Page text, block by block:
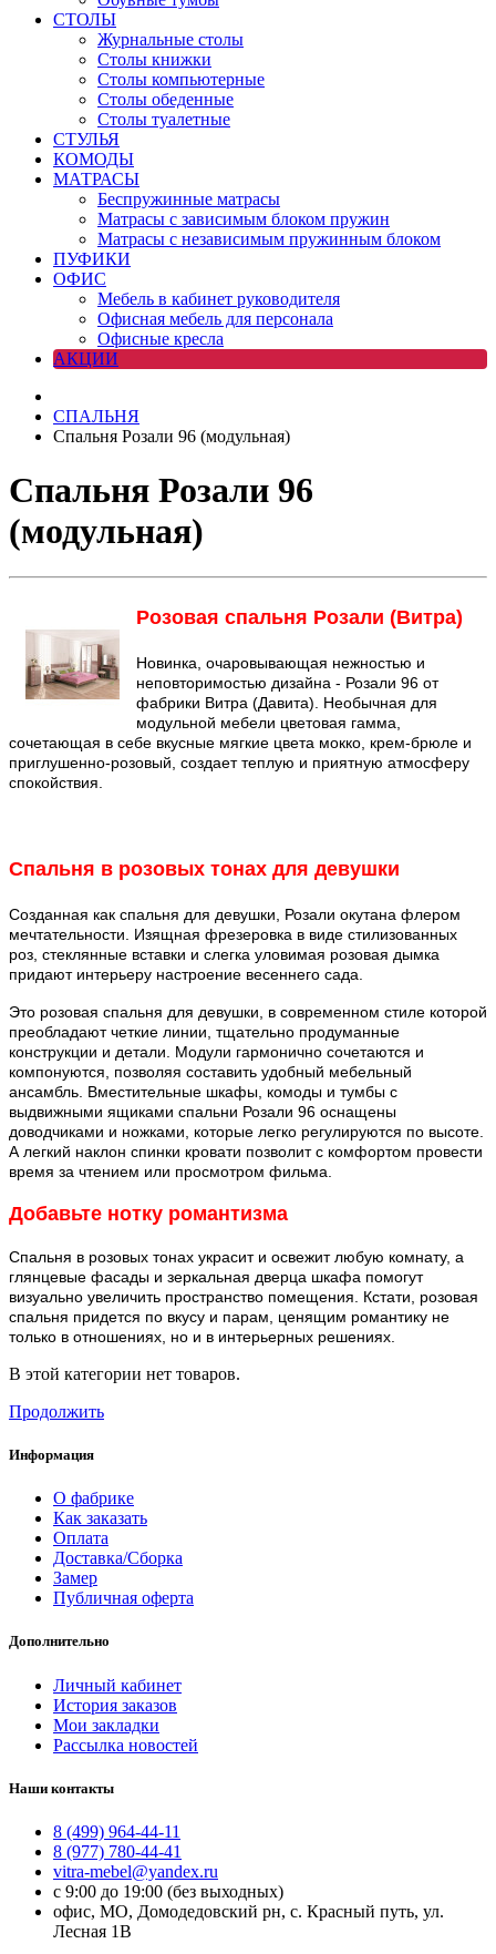
СТОЛЫ
Журнальные столы
Столы книжки
Столы компьютерные
Столы обеденные
Столы туалетные
СТУЛЬЯ
КОМОДЫ
МАТРАСЫ
Беспружинные матрасы
Матрасы с зависимым блоком пружин
Матрасы с независимым пружинным блоком
ПУФИКИ
ОФИС
Мебель в кабинет руководителя
Офисная мебель для персонала
Офисные кресла
АКЦИИ
СПАЛЬНЯ
Спальня Розали 96 (модульная)
Спальня Розали 96
(модульная)
Розовая спальня Розали (Витра)
Новинка, очаровывающая нежностью и
неповторимостью дизайна - Розали 96 от
фабрики Витра (Давита). Необычная для
модульной мебели цветовая гамма,
сочетающая в себе вкусные мягкие цвета мокко, крем-брюле и
приглушенно-розовый, создает теплую и приятную атмосферу
спокойствия.
Спальня в розовых тонах для девушки
Созданная как спальня для девушки, Розали окутана флером
мечтательности. Изящная фрезеровка в виде стилизованных
роз, стеклянные вставки и слегка уловимая розовая дымка
придают интерьеру настроение весеннего сада.
Это розовая спальня для девушки, в современном стиле которой
преобладают четкие линии, тщательно продуманные
конструкции и детали. Модули гармонично сочетаются и
компонуются, позволяя составить удобный мебельный
ансамбль. Вместительные шкафы, комоды и тумбы с
выдвижными ящиками спальни Розали 96 оснащены
доводчиками и ножками, которые легко регулируются по высоте.
А легкий наклон спинки кровати позволит с комфортом провести
время за чтением или просмотром фильма.
Добавьте нотку романтизма
Спальня в розовых тонах украсит и освежит любую комнату, а
глянцевые фасады и зеркальная дверца шкафа помогут
визуально увеличить пространство помещения. Кстати, розовая
спальня придется по вкусу и парам, ценящим романтику не
только в отношениях, но и в интерьерных решениях.
В этой категории нет товаров.
Продолжить
Информация
О фабрике
Как заказать
Оплата
Доставка/Сборка
Замер
Публичная оферта
Дополнительно
Личный кабинет
История заказов
Мои закладки
Рассылка новостей
Наши контакты
8 (499) 964-44-11
8 (977) 780-44-41
vitra-mebel@yandex.ru
с 9:00 до 19:00 (без выходных)
офис, МО, Домодедовский рн, с. Красный путь, ул.
Лесная 1В